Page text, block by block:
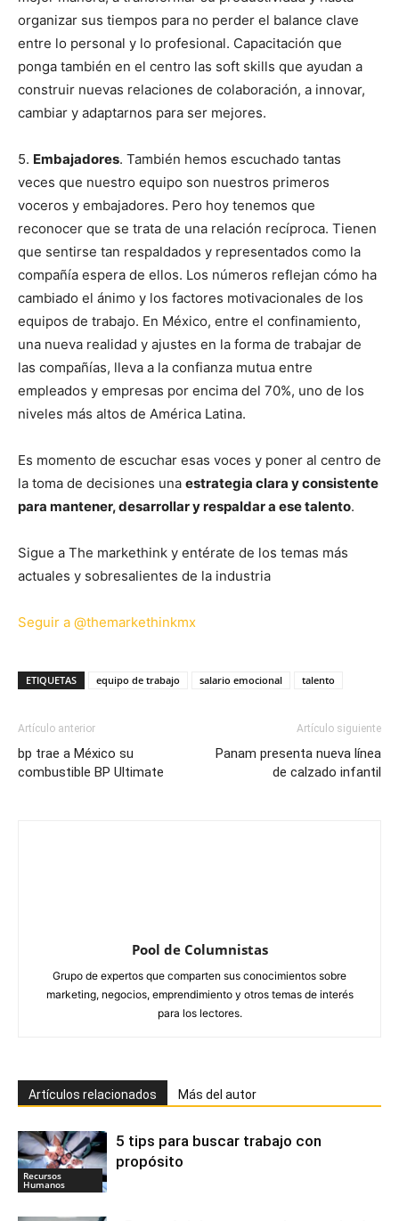
organizar sus tiempos para no perder el balance clave
entre lo personal y lo profesional. Capacitación que
ponga también en el centro las soft skills que ayudan a
construir nuevas relaciones de colaboración, a innovar,
cambiar y adaptarnos para ser mejores.
5. Embajadores. También hemos escuchado tantas
veces que nuestro equipo son nuestros primeros
voceros y embajadores. Pero hoy tenemos que
reconocer que se trata de una relación recíproca. Tienen
que sentirse tan respaldados y representados como la
compañía espera de ellos. Los números reflejan cómo ha
cambiado el ánimo y los factores motivacionales de los
equipos de trabajo. En México, entre el confinamiento,
una nueva realidad y ajustes en la forma de trabajar de
las compañías, lleva a la confianza mutua entre
empleados y empresas por encima del 70%, uno de los
niveles más altos de América Latina.
Es momento de escuchar esas voces y poner al centro de
la toma de decisiones una estrategia clara y consistente
para mantener, desarrollar y respaldar a ese talento.
Sigue a The markethink y entérate de los temas más
actuales y sobresalientes de la industria
Seguir a @themarkethinkmx
ETIQUETAS equipo de trabajo salario emocional talento
Artículo anterior
bp trae a México su
combustible BP Ultimate
Artículo siguiente
Panam presenta nueva línea
de calzado infantil
Pool de Columnistas
Grupo de expertos que comparten sus conocimientos sobre
marketing, negocios, emprendimiento y otros temas de interés
para los lectores.
Artículos relacionados Más del autor
Recursos
Humanos
5 tips para buscar trabajo con
propósito